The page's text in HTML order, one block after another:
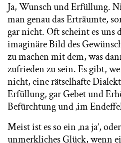
Ja, Wunsch und Erfüllung.
man genau das Erträumte,
gar nicht. Oft scheint es uns
imaginäre Bild des
zu machen mit dem, was
zufrieden zu sein. Es gibt,
nicht, eine rätselhafte
Erfüllung, gar Gebet und
Befürchtung und ‚im
Meist ist es so ein ‚na ja’,
unmerkliches Glück, wenn